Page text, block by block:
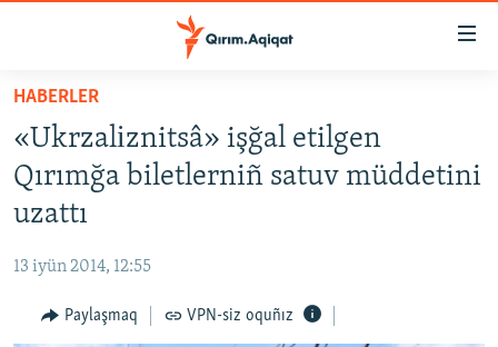
Esas
qaytmaq
Baş
navigatsiyağa
qaytmaq
Qıdıruvğa
qaytmaq
HABERLER
İQTİSADİYAT
MEDENİYET
İNSAN AQLARI
HABERLER
«Ukrzalіznitsâ» işğal etilgen
Qırımğa biletlerniñ satuv müddetini
uzattı
13 iyün 2014, 12:55
Paylaşmaq VPN-siz oquñız